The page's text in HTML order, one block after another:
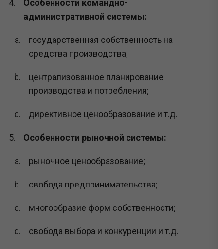
Особенности командно-
административной системы:
государственная собственность на
средства производства;
централизованное планирование
производства и потребления;
директивное ценообразование и т.д.
Особенности рыночной системы:
рыночное ценообразование;
свобода предпринимательства;
многообразие форм собственности;
свобода выбора и конкуренции и т.д.